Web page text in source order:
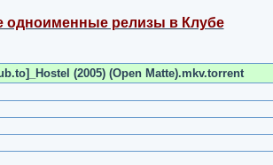
одноименные релизы в Клубе
(2005) (Open Matte).mkv.torrent